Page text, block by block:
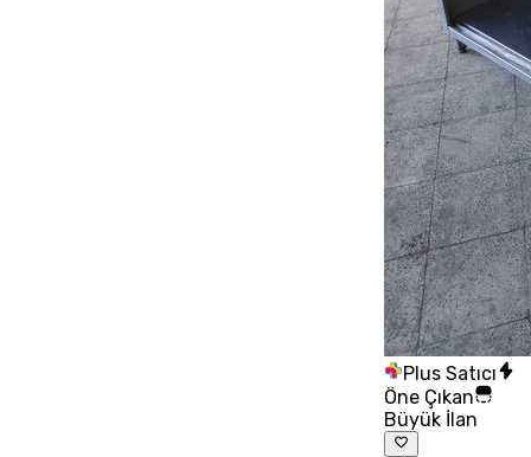
Plus Satıcı
Öne Çıkan
Büyük İlan